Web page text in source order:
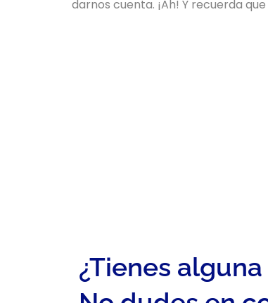
darnos cuenta. ¡Ah! Y recuerda
¿Tienes